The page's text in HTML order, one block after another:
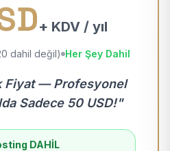
+ KDV / yıl
dahil değil) Her Şey Dahil
Fiyat — Profesyonel
Sadece 50 USD!"
DAHİL